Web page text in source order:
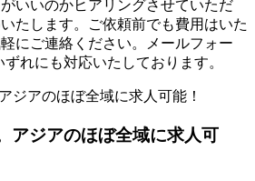
いいのかヒアリングさせていただ
たします。ご依頼前でも費用はいた
にご連絡ください。メールフォー
れにも対応いたしております。
アジアのほぼ全域に求人可